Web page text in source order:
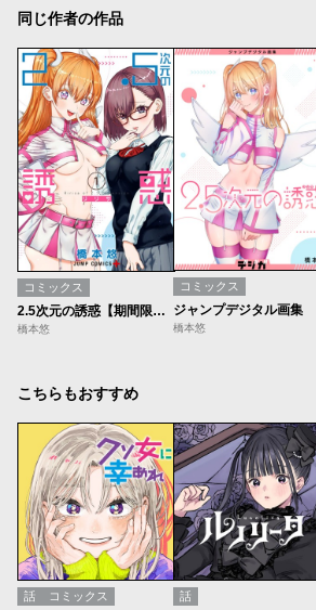
同じ作者の作品
コミックス
2.5次元の誘惑【期間限定無料】
橋本悠
コミックス
橋本悠
こちらもおすすめ
話 コミックス 話